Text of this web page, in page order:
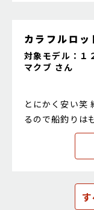
カラフルロッ
対象モデル：１
マクブ さん
とにかく安い笑
るので船釣りは
すよ！ グラス